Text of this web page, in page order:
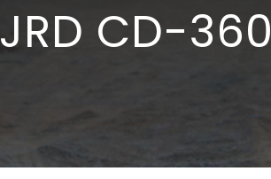
JRD CD-360